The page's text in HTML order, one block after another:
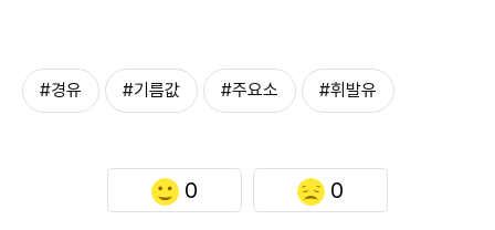
#경유 #기름값 #주요소 #휘발유
0 0